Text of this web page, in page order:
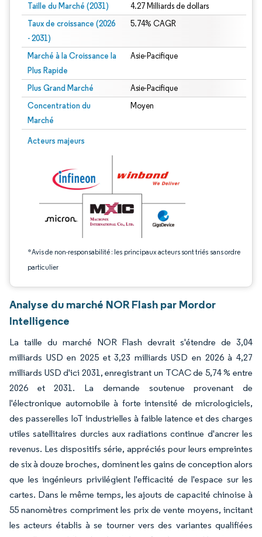
Taille du Marché (2031) 4.27 Milliards de dollars
Taux de croissance (2026
- 2031)
5.74% CAGR
Marché à la Croissance la
Plus Rapide
Asie-Pacifique
Plus Grand Marché Asie-Pacifique
Concentration du
Marché
Moyen
Acteurs majeurs
*Avis de non-responsabilité : les principaux acteurs sont triés sans ordre
particulier
Image © Mordor Intelligence. La réutilisation nécessite une attribution sous CC
Analyse du marché NOR Flash par Mordor
Intelligence
La taille du marché NOR Flash devrait s'étendre de 3,04
milliards USD en 2025 et 3,23 milliards USD en 2026 à 4,27
milliards USD d'ici 2031, enregistrant un TCAC de 5,74 % entre
2026 et 2031. La demande soutenue provenant de
l'électronique automobile à forte intensité de micrologiciels,
des passerelles IoT industrielles à faible latence et des charges
utiles satellitaires durcies aux radiations continue d'ancrer les
revenus. Les dispositifs série, appréciés pour leurs empreintes
de six à douze broches, dominent les gains de conception alors
que les ingénieurs privilégient l'efficacité de l'espace sur les
cartes. Dans le même temps, les ajouts de capacité chinoise à
55 nanomètres compriment les prix de vente moyens, incitant
les acteurs établis à se tourner vers des variantes qualifiées